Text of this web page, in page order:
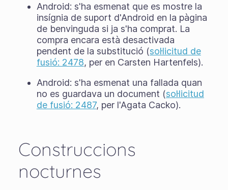
Android: s'ha esmenat que es mostre la
insígnia de suport d'Android en la pàgina
de benvinguda si ja s'ha comprat. La
compra encara està desactivada
pendent de la substitució (sol·licitud de
fusió: 2478, per en Carsten Hartenfels).
Android: s'ha esmenat una fallada quan
no es guardava un document (sol·licitud
de fusió: 2487, per l'Agata Cacko).
Construccions
nocturnes